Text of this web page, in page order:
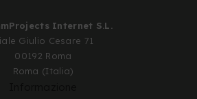
Internet S.L.
Giulio Cesare 71
00192 Roma
Roma (Italia)